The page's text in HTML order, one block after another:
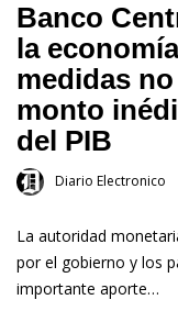
Banco
la
medidas
monto
del PIB
Diario Electronico
La autoridad
por el gobierno y los
importante aporte…